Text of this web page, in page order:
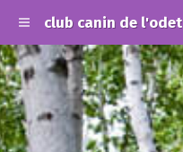
club canin de l'odet